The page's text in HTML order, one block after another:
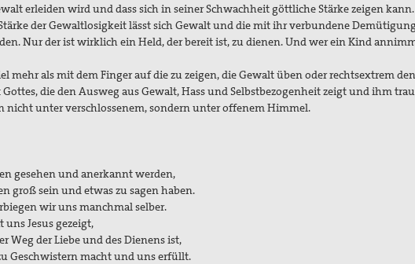
erleiden wird und dass sich in seiner Schwachheit göttliche Stärke zeigen
der Gewaltlosigkeit lässt sich Gewalt und die mit ihr verbundene
Nur der ist wirklich ein Held, der bereit ist, zu dienen. Und wer ein Kind
mehr als mit dem Finger auf die zu zeigen, die Gewalt üben oder rechtsextrem
die den Ausweg aus Gewalt, Hass und Selbstbezogenheit zeigt und ihm
nicht unter verschlossenem, sondern unter offenem Himmel.
gesehen und anerkannt werden,
groß sein und etwas zu sagen haben.
wir uns manchmal selber.
uns Jesus gezeigt,
Weg der Liebe und des Dienens ist,
Geschwistern macht und uns erfüllt.